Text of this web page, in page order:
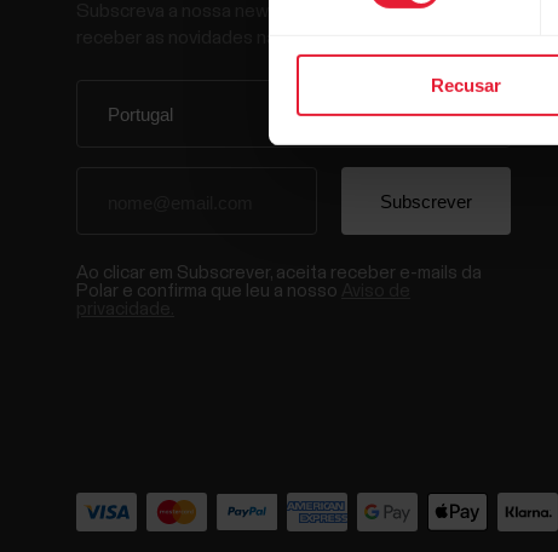
Recusar
Subscreva a nossa newsletter quinzenal para
Ao clicar em Subscrever, aceita receber e-mails da
Polar e confirma que leu a nosso